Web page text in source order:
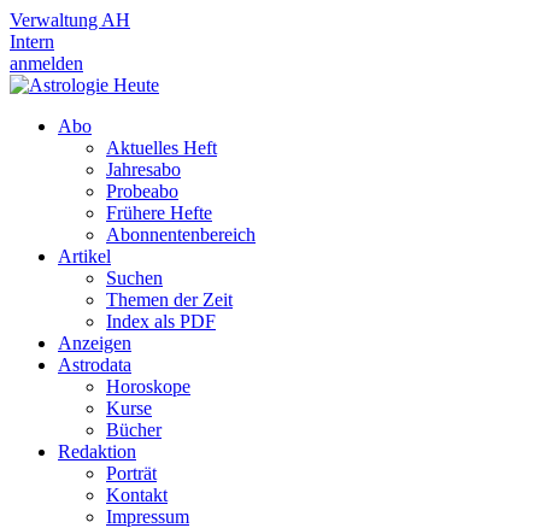
Verwaltung AH
Intern
anmelden
Abo
Aktuelles Heft
Jahresabo
Probeabo
Frühere Hefte
Abonnentenbereich
Artikel
Suchen
Themen der Zeit
Index als PDF
Anzeigen
Astrodata
Horoskope
Kurse
Bücher
Redaktion
Porträt
Kontakt
Impressum